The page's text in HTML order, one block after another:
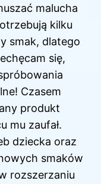
malucha
kilku
smak, dlatego
się,
Czasem
produkt
mu zaufał.
dziecka oraz
smaków
rozszerzaniu